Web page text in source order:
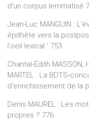
d'un corpus lemmatisé
Jean-Luc MANGUIN :
épithète vers la
l'oeil lexical ' 753
Chantal-Édith MASSON,
MARTEL : La BDTS-
d'enrichissement de la
Denis MAUREL : Les
propres ? 776